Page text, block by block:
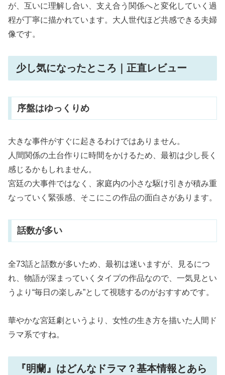
が、互いに理解し合い、支え合う関係へと変化していく過
程が丁寧に描かれています。大人世代ほど共感できる夫婦
像です。
少し気になったところ｜正直レビュー
序盤はゆっくりめ
大きな事件がすぐに起きるわけではありません。
人間関係の土台作りに時間をかけるため、最初は少し長く
感じるかもしれません。
宮廷の大事件ではなく、家庭内の小さな駆け引きが積み重
なっていく緊張感、そこにこの作品の面白さがあります。
話数が多い
全73話と話数が多いため、最初は迷いますが、見るにつ
れ、物語が深まっていくタイプの作品なので、一気見とい
うより“毎日の楽しみ”として視聴するのがおすすめです。
華やかな宮廷劇というより、女性の生き方を描いた人間ド
ラマ系ですね。
『明蘭』はどんなドラマ？基本情報とあら